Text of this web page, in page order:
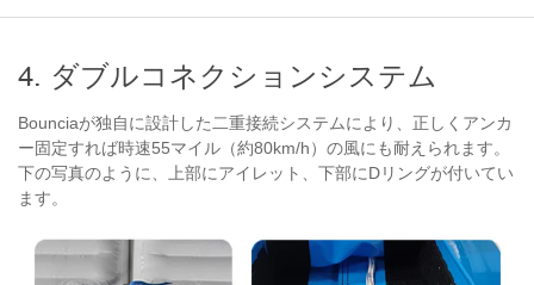
4. ダブルコネクションシステム
Bounciaが独自に設計した二重接続システムにより、正しくアンカ
ー固定すれば時速55マイル（約80km/h）の風にも耐えられます。
下の写真のように、上部にアイレット、下部にDリングが付いてい
ます。